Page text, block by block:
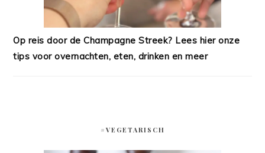
Op reis door de Champagne Streek? Lees hier onze
tips voor overnachten, eten, drinken en meer
#VEGETARISCH